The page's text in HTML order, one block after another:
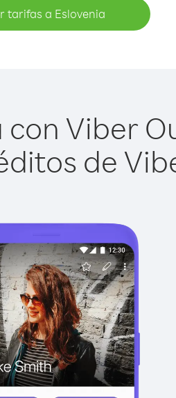
tarifas a Eslovenia
Viber
de